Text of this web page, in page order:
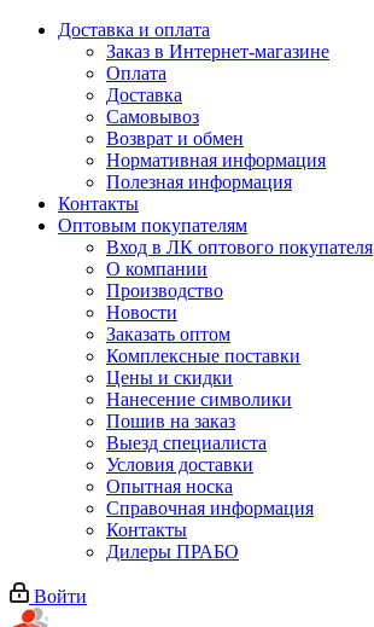
Доставка и оплата
Заказ в Интернет-магазине
Оплата
Доставка
Самовывоз
Возврат и обмен
Нормативная информация
Полезная информация
Контакты
Оптовым покупателям
Вход в ЛК оптового покупателя
О компании
Производство
Новости
Заказать оптом
Комплексные поставки
Цены и скидки
Нанесение символики
Пошив на заказ
Выезд специалиста
Условия доставки
Опытная носка
Справочная информация
Контакты
Дилеры ПРАБО
Войти